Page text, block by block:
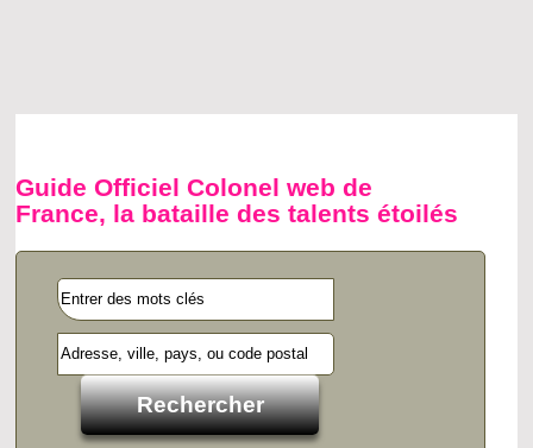
Guide Officiel Colonel web de
France, la bataille des talents étoilés